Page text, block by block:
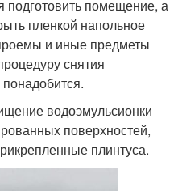
подготовить помещение, а
пленкой напольное
и иные предметы
снятия
водоэмульсионки
поверхностей,
плинтуса.